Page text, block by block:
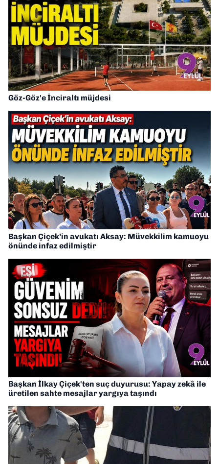
Göz-Göz'e İnciraltı müjdesi
Başkan Çiçek’in avukatı Aksay: Müvekkilim kamuoyu
önünde infaz edilmiştir
Başkan İlkay Çiçek'ten suç duyurusu: Yapay zekâ ile
üretilen sahte mesajlar yargıya taşındı